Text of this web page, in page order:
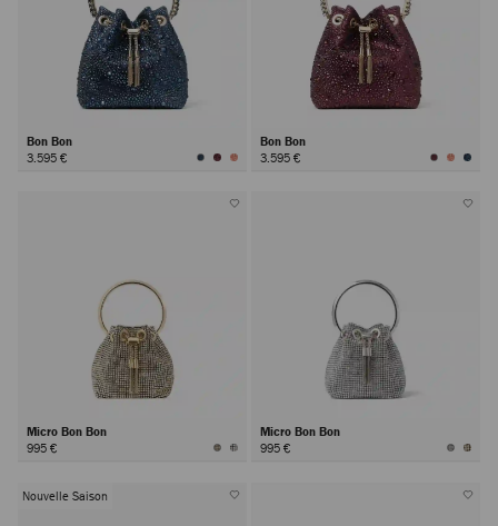
Bon Bon
3.595 €
Bon Bon
3.595 €
Micro Bon Bon
995 €
Micro Bon Bon
995 €
Nouvelle Saison